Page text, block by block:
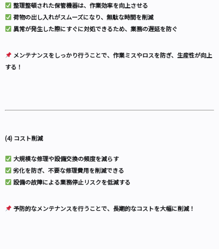
整理整頓された保管機器は、作業効率を向上させる
荷物の出し入れがスムーズになり、無駄な時間を削減
異常が発生した際にすぐに対処できるため、業務の遅延を防ぐ
メンテナンスをしっかり行うことで、作業ミスやロスを防ぎ、生産性が向上
する！
(4) コスト削減
大規模な修理や設備交換の頻度を減らす
劣化を防ぎ、不要な修理費用を削減できる
設備の故障による業務停止リスクを低減する
予防的なメンテナンスを行うことで、長期的なコストを大幅に削減！